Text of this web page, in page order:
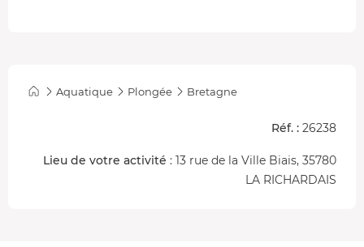
Aquatique Plongée Bretagne
Réf. : 26238
Lieu de votre activité : 13 rue de la Ville Biais, 35780
LA RICHARDAIS